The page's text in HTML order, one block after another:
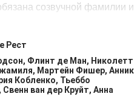
созвучной фамилии и
своих подружек
в местах не столь
неугомонные женщины
гнета ужасной госпожи
Рест
Флинт де Ман, Николетт
Мартейн Фишер, Анник
Кобленко, Тьеббо
Свенн ван дер Круйт, Анна